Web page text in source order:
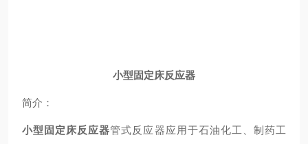
小型固定床反应器
简介：
小型固定床反应器管式反应器应用于石油化工、制药工